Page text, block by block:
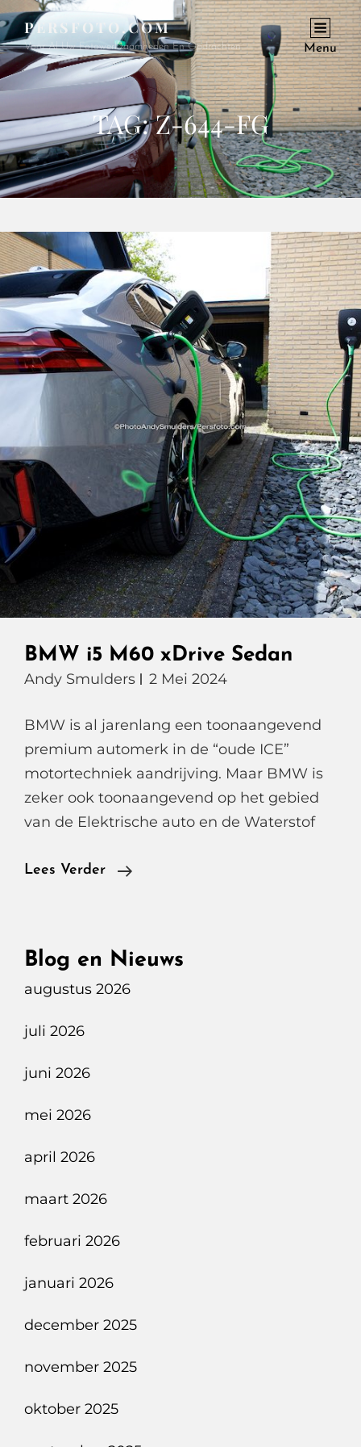
PERSFOTO.COM
Voor Al Uw Fotowerkzaamheden En Opdrachten Menu
TAG:Z-644-FG
BMW i5 M60 xDrive Sedan
Andy Smulders 2 Mei 2024
BMW is al jarenlang een toonaangevend
premium automerk in de “oude ICE”
motortechniek aandrijving. Maar BMW is
zeker ook toonaangevend op het gebied
van de Elektrische auto en de Waterstof
Lees Verder
BMW
Sedan
Blog en Nieuws
augustus 2026
juli 2026
juni 2026
mei 2026
april 2026
maart 2026
februari 2026
januari 2026
december 2025
november 2025
oktober 2025